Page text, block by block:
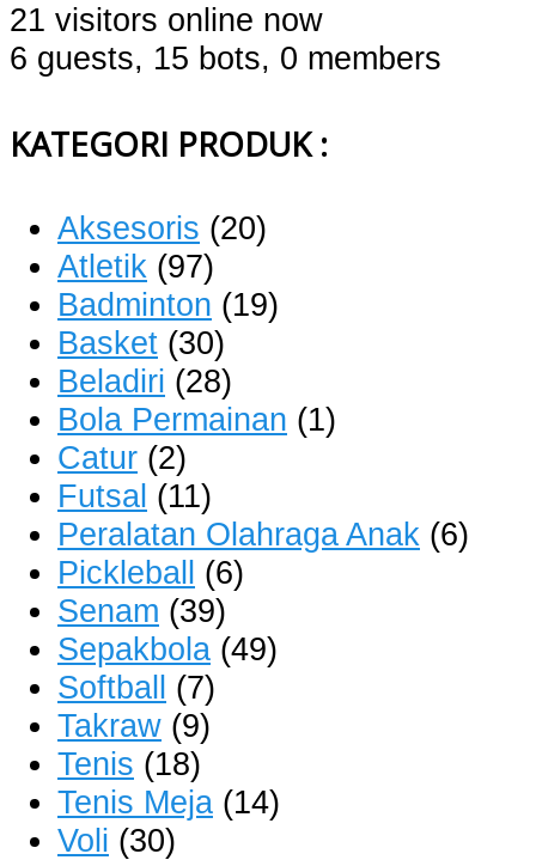
21 visitors online now
6 guests, 15 bots, 0 members
KATEGORI PRODUK :
Aksesoris (20)
Atletik (97)
Badminton (19)
Basket (30)
Beladiri (28)
Bola Permainan (1)
Catur (2)
Futsal (11)
Peralatan Olahraga Anak (6)
Pickleball (6)
Senam (39)
Sepakbola (49)
Softball (7)
Takraw (9)
Tenis (18)
Tenis Meja (14)
Voli (30)